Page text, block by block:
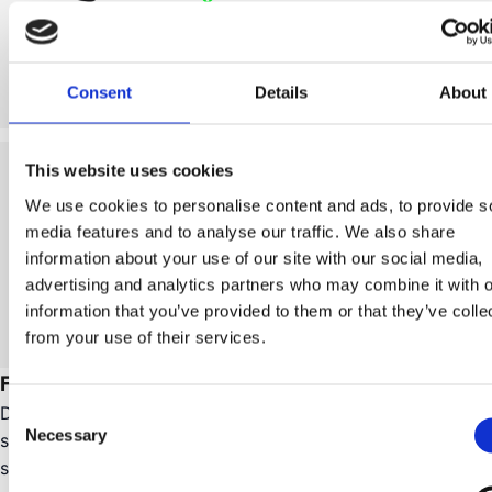
Consent Details About
This website uses cookies
We use cookies to personalise content and ads, to provide
media features and to analyse our traffic. We also share
information about your use of our site with our social media,
advertising and analytics partners who may combine it with
information that you’ve provided to them or that they’ve
from your use of their services.
Consent
Selection
Necessary
2 299 kr
Wild Land
Sky Foam 140, självuppblåsande madrass,
skumkärna
Snabbt redo för camping
Självuppblåsande madrass
I lager
Omedelbar leverans
2 499 kr
Förtält och pop-up-tält
De flesta kunder vill förr eller senare ha någon form av
skyddad yta vid tältet – för ombyte, matlagning eller
skugga. I de allra flesta fall rekommenderar vi våra pop-